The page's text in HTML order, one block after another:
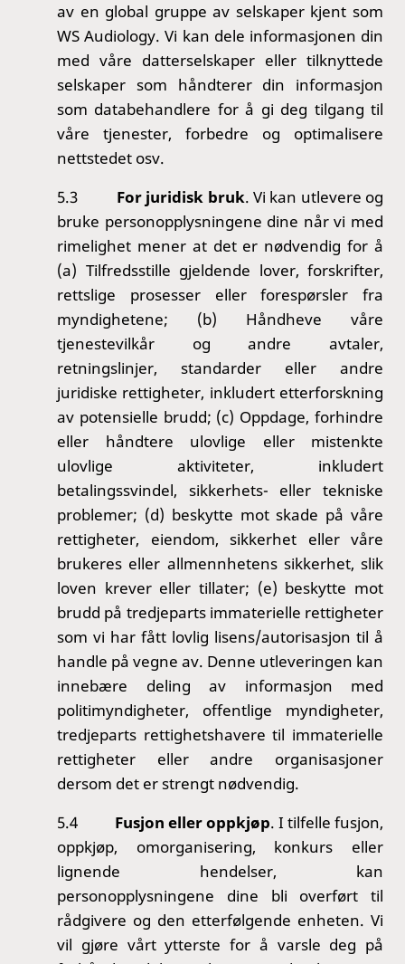
av en global gruppe av selskaper kjent som
WS Audiology.Vi kan dele informasjonen din
med våre datterselskaper eller tilknyttede
selskaper som håndterer din informasjon
som databehandlere for å gi deg tilgang til
våre tjenester, forbedre og optimalisere
nettstedet osv.
5.3 For juridisk bruk. Vi kan utlevere og
bruke personopplysningene dine når vi med
rimelighet mener at det er nødvendig for å
(a) Tilfredsstille gjeldende lover, forskrifter,
rettslige prosesser eller forespørsler fra
myndighetene; (b) Håndheve våre
tjenestevilkår og andre avtaler,
retningslinjer, standarder eller andre
juridiske rettigheter, inkludert etterforskning
av potensielle brudd; (c) Oppdage, forhindre
eller håndtere ulovlige eller mistenkte
ulovlige aktiviteter, inkludert
betalingssvindel, sikkerhets- eller tekniske
problemer; (d) beskytte mot skade på våre
rettigheter, eiendom, sikkerhet eller våre
brukeres eller allmennhetens sikkerhet, slik
loven krever eller tillater; (e) beskytte mot
brudd på tredjeparts immaterielle rettigheter
som vi har fått lovlig lisens/autorisasjon til å
handle på vegne av. Denne utleveringen kan
innebære deling av informasjon med
politimyndigheter, offentlige myndigheter,
tredjeparts rettighetshavere til immaterielle
rettigheter eller andre organisasjoner
dersom det er strengt nødvendig.
5.4 Fusjon eller oppkjøp. I tilfelle fusjon,
oppkjøp, omorganisering, konkurs eller
lignende hendelser, kan
personopplysningene dine bli overført til
rådgivere og den etterfølgende enheten. Vi
vil gjøre vårt ytterste for å varsle deg på